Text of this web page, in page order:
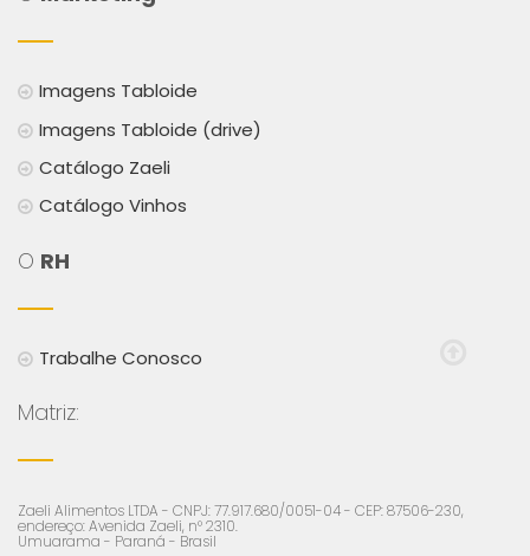
Imagens Tabloide
Imagens Tabloide (drive)
Catálogo Zaeli
Catálogo Vinhos
O RH
Trabalhe Conosco
Matriz:
Zaeli Alimentos LTDA - CNPJ: 77.917.680/0051-04 - CEP: 87506-230,
endereço: Avenida Zaeli, n° 2310.
Umuarama - Paraná - Brasil